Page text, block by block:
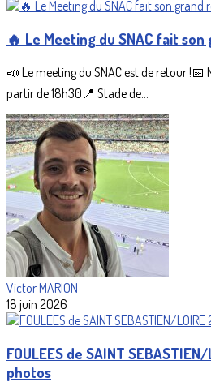
🔥 Le Meeting du SNAC fait
📣 Le meeting du SNAC est de retour !📅
partir de 18h30📍 Stade de...
Victor MARION
18 juin 2026
FOULEES de SAINT
photos